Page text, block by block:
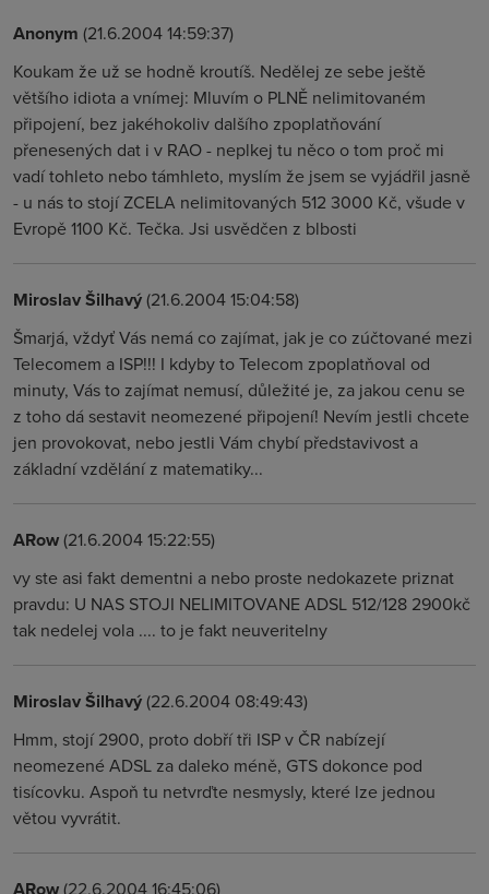
Anonym (21.6.2004 14:59:37)
Koukam že už se hodně kroutíš. Nedělej ze sebe ještě
většího idiota a vnímej: Mluvím o PLNĚ nelimitovaném
připojení, bez jakéhokoliv dalšího zpoplatňování
přenesených dat i v RAO - neplkej tu něco o tom proč mi
vadí tohleto nebo támhleto, myslím že jsem se vyjádřil jasně
- u nás to stojí ZCELA nelimitovaných 512 3000 Kč, všude v
Evropě 1100 Kč. Tečka. Jsi usvědčen z blbosti
Miroslav Šilhavý(21.6.2004 15:04:58)
Šmarjá, vždyť Vás nemá co zajímat, jak je co zúčtované mezi
Telecomem a ISP!!! I kdyby to Telecom zpoplatňoval od
minuty, Vás to zajímat nemusí, důležité je, za jakou cenu se
z toho dá sestavit neomezené připojení! Nevím jestli chcete
jen provokovat, nebo jestli Vám chybí představivost a
základní vzdělání z matematiky...
ARow(21.6.2004 15:22:55)
vy ste asi fakt dementni a nebo proste nedokazete priznat
pravdu: U NAS STOJI NELIMITOVANE ADSL 512/128 2900kč
tak nedelej vola .... to je fakt neuveritelny
Miroslav Šilhavý(22.6.2004 08:49:43)
Hmm, stojí 2900, proto dobří tři ISP v ČR nabízejí
neomezené ADSL za daleko méně, GTS dokonce pod
tisícovku. Aspoň tu netvrďte nesmysly, které lze jednou
větou vyvrátit.
(22.6.2004 16:45:06)